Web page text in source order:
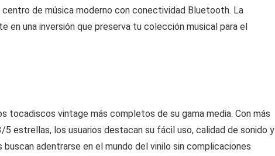
de música moderno con conectividad Bluetooth. La
en una inversión que preserva tu colección musical para el
tocadiscos vintage más completos de su gama media. Con más
5 estrellas, los usuarios destacan su fácil uso, calidad de sonido y
adentrarse en el mundo del vinilo sin complicaciones